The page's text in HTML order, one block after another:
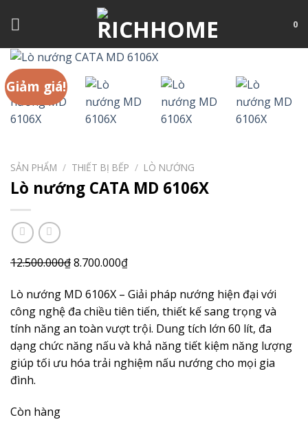
đến
dung
0
Giảm giá!
SẢN PHẨM / THIẾT BỊ BẾP / LÒ NƯỚNG
Lò nướng CATA MD 6106X
12.500.000₫Giá
là:
12.500.000₫.
8.700.000₫Giá
tại
là:
8.700.000₫.
Lò nướng MD 6106X – Giải pháp nướng hiện đại với
công nghệ đa chiều tiên tiến, thiết kế sang trọng và
tính năng an toàn vượt trội. Dung tích lớn 60 lít, đa
dạng chức năng nấu và khả năng tiết kiệm năng lượng
giúp tối ưu hóa trải nghiệm nấu nướng cho mọi gia
đình.
Còn hàng